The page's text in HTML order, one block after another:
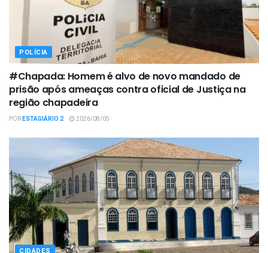
POLÍCIA
#Chapada: Homem é alvo de novo mandado de
prisão após ameaças contra oficial de Justiça na
região chapadeira
PORESTAGIÁRIO 2 2026/08/05
CIDADES